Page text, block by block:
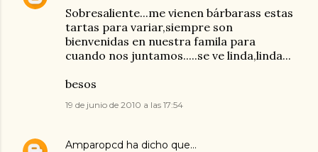
Sobresaliente...me vienen bárbarass estas
tartas para variar,siempre son
bienvenidas en nuestra famila para
cuando nos juntamos.....se ve linda,linda...
besos
19 de junio de 2010 a las 17:54
Amparopcd ha dicho que…